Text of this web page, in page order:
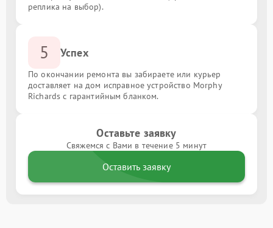
реплика на выбор).
5 Успех
По окончании ремонта вы забираете или курьер
доставляет на дом исправное устройство Morphy
Richards с гарантийным бланком.
Оставьте заявку
Свяжемся с Вами в течение 5 минут
Оставить заявку